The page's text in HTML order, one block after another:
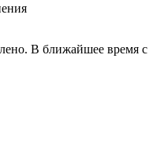
В ближайшее время с